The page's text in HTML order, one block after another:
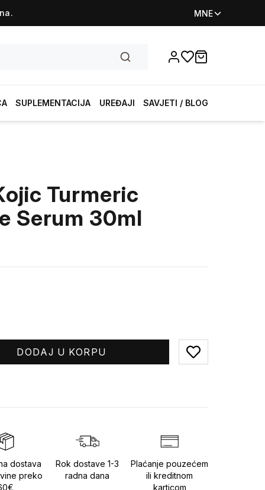
MNE
Favorites
items in cart,
SUPLEMENTACIJA UREĐAJI SAVJETI / BLOG
Turmeric
Serum 30ml
DODAJ U KORPU
Add to favorites
dostava
preko
Rok dostave 1-3
radna dana
Plaćanje pouzećem
ili kreditnom
karticom